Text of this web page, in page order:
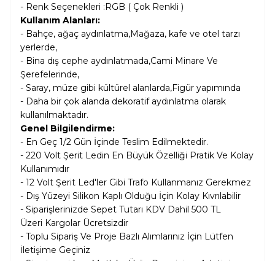
- Renk Seçenekleri :RGB ( Çok Renkli )
Kullanım Alanları:
- Bahçe, ağaç aydınlatma,Mağaza, kafe ve otel tarzı
yerlerde,
- Bina dış cephe aydınlatmada,Cami Minare Ve
Şerefelerinde,
- Saray, müze gibi kültürel alanlarda,Figür yapımında
- Daha bir çok alanda dekoratif aydınlatma olarak
kullanılmaktadır.
Genel Bilgilendirme:
- En Geç 1/2 Gün İçinde Teslim Edilmektedir.
- 220 Volt Şerit Ledin En Büyük Özelliği Pratik Ve Kolay
Kullanımıdır
- 12 Volt Şerit Led'ler Gibi Trafo Kullanmanız Gerekmez
- Dış Yüzeyi Silikon Kaplı Olduğu İçin Kolay Kıvrılabilir
- Siparişlerinizde Sepet Tutarı KDV Dahil 500 TL
Üzeri Kargolar Ücretsizdir
- Toplu Sipariş Ve Proje Bazlı Alımlarınız İçin Lütfen
İletişime Geçiniz